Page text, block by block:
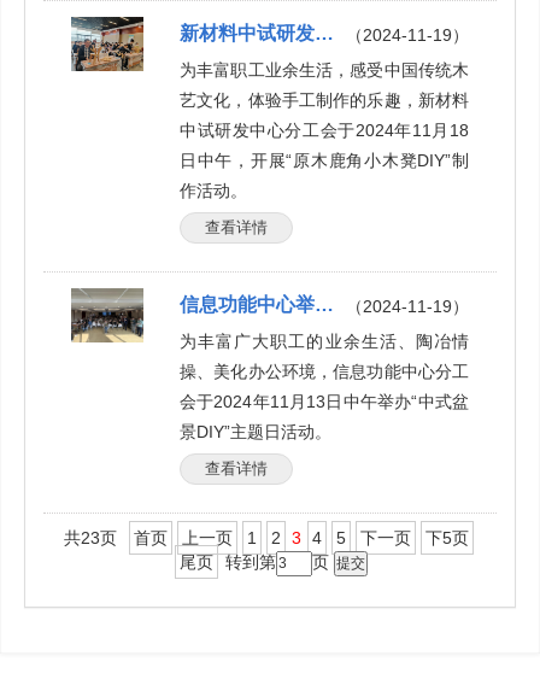
（2024-11-19）
新材料中试研发中心分工会组织“原木鹿角凳”DIY制作活动
为丰富职工业余生活，感受中国传统木
艺文化，体验手工制作的乐趣，新材料
中试研发中心分工会于2024年11月18
日中午，开展“原木鹿角小木凳DIY”制
作活动。
查看详情
（2024-11-19）
信息功能中心举办“中式盆景DIY”主题日活动
为丰富广大职工的业余生活、陶冶情
操、美化办公环境，信息功能中心分工
会于2024年11月13日中午举办“中式盆
景DIY”主题日活动。
查看详情
共23页 首页 上一页 1 2 3 4 5 下一页
下5页
尾页
转到第 页